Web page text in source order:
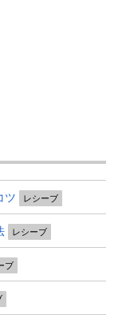
ツ レシーブ
レシーブ
ブ